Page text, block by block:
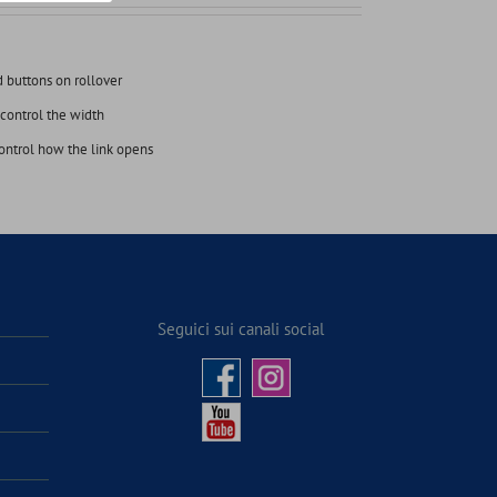
buttons on rollover
the width
how the link opens
Seguici sui canali social